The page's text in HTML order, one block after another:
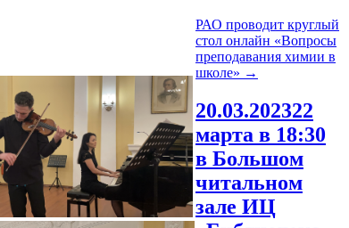
РАО проводит круглый
стол онлайн «Вопросы
преподавания химии в
школе» →
20.03.202322
марта в 18:30
в Большом
читальном
зале ИЦ